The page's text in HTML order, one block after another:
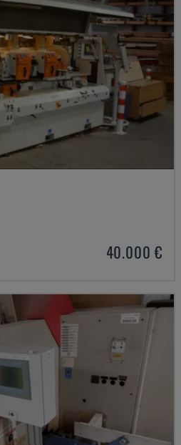
40.000 €